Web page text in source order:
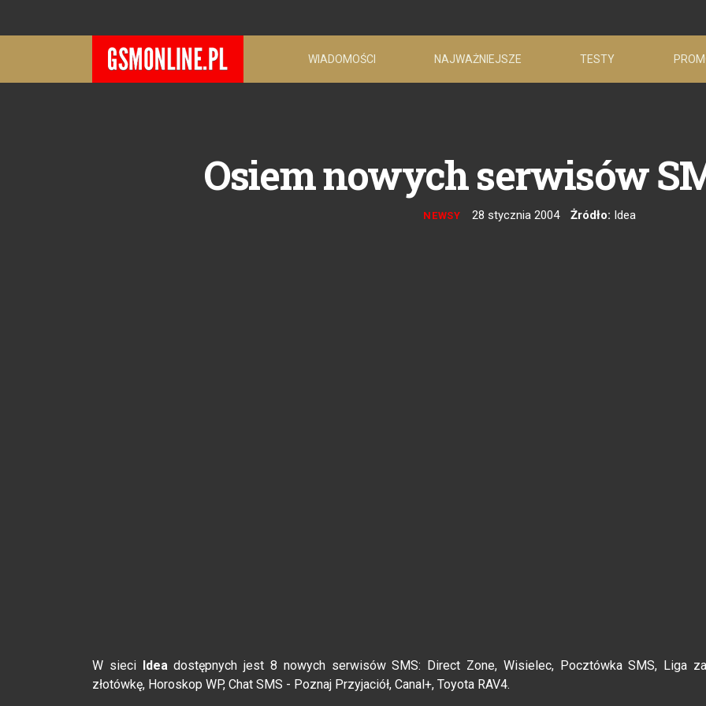
WIADOMOŚCI NAJWAŻNIEJSZE TESTY
Osiem nowych serwisów
NEWSY 28 stycznia 2004 Żródło: Idea
W sieci Idea dostępnych jest 8 nowych serwisów SMS: Direct Zone, Wisielec, Pocztówka SMS, Liga
złotówkę, Horoskop WP, Chat SMS - Poznaj Przyjaciół, Canal+, Toyota RAV4.